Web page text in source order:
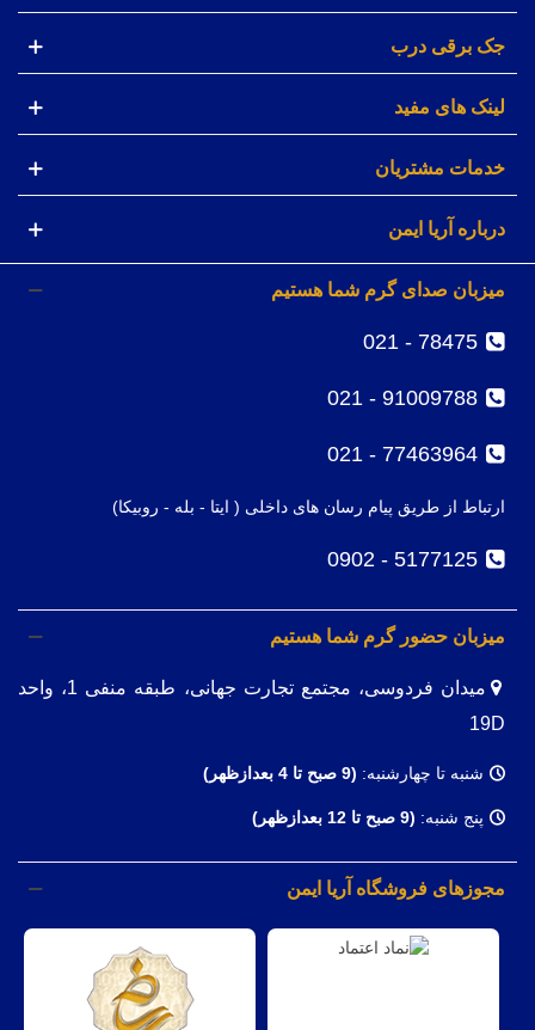
جک برقی درب
لینک های مفید
خدمات مشتریان
درباره آریا ایمن
میزبان صدای گرم شما هستیم
78475 - 021
91009788 - 021
77463964 - 021
ارتباط از طریق پیام رسان های داخلی ( ایتا - بله - روبیکا)
5177125 - 0902
میزبان حضور گرم شما هستیم
میدان فردوسی، مجتمع تجارت جهانی، طبقه منفی 1، واحد
19D
شنبه تا چهارشنبه: (9 صبح تا 4 بعدازظهر)
پنج شنبه: (9 صبح تا 12 بعدازظهر)
مجوزهای فروشگاه آریا ایمن